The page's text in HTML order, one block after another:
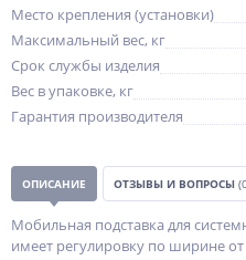
Место крепления (установки)
Максимальный вес, кг
Срок службы изделия
Вес в упаковке, кг
Гарантия производителя
ОПИСАНИЕ ОТЗЫВЫ И ВОПРОСЫ
Мобильная подставка для
имеет регулировку по ширине